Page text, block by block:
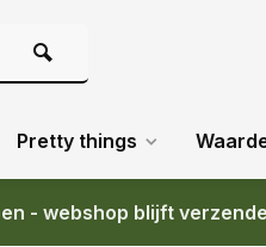
Pretty things
- webshop blijft